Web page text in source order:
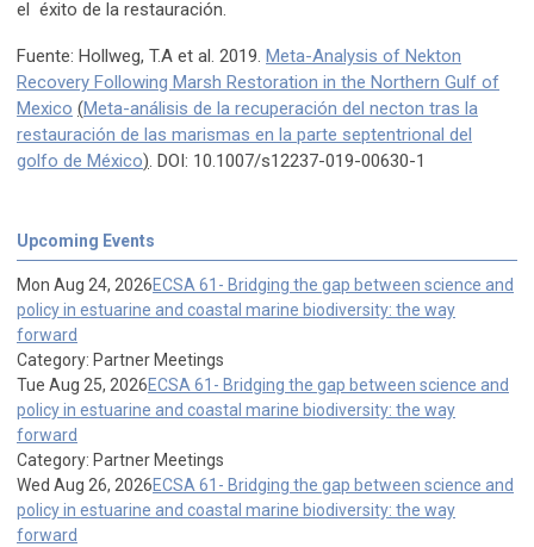
el éxito de la restauración.
Fuente: Hollweg, T.A et al. 2019. Meta-Analysis of Nekton
Recovery Following Marsh Restoration in the Northern Gulf of
Mexico (Meta-análisis de la recuperación del necton tras la
restauración de las marismas en la parte septentrional del
golfo de México). DOI: 10.1007/s12237-019-00630-1
Upcoming Events
Mon Aug 24, 2026ECSA 61- Bridging the gap between science and
policy in estuarine and coastal marine biodiversity: the way
forward
Category: Partner Meetings
Tue Aug 25, 2026ECSA 61- Bridging the gap between science and
policy in estuarine and coastal marine biodiversity: the way
forward
Category: Partner Meetings
Wed Aug 26, 2026ECSA 61- Bridging the gap between science and
policy in estuarine and coastal marine biodiversity: the way
forward